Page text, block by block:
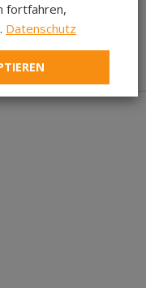
Aug 2026
Jul 2026
Jun 2026
Mai 2026
gefunden...
fortfahren,
Datenschutz